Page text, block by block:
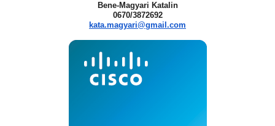
Bene-Magyari Katalin
0670/3872692
kata.magyari@gmail.com